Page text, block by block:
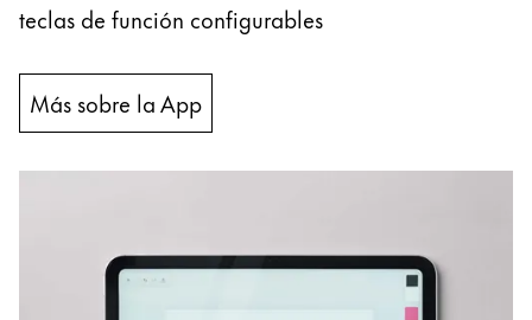
Thailand
Vietnam
Tiếng Việt
Cambodia
Malaysia
teclas de función configurables
Más sobre la App